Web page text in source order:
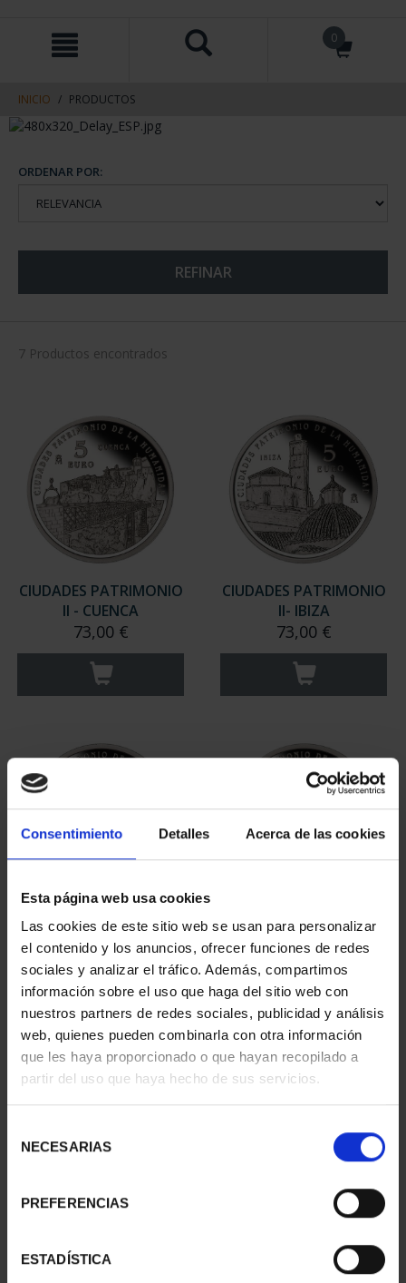
Consentimiento Detalles Acerca de las cookies
Esta página web usa cookies
Las cookies de este sitio web se usan para personalizar
el contenido y los anuncios, ofrecer funciones de redes
sociales y analizar el tráfico. Además, compartimos
información sobre el uso que haga del sitio web con
nuestros partners de redes sociales, publicidad y análisis
web, quienes pueden combinarla con otra información
que les haya proporcionado o que hayan recopilado a
partir del uso que haya hecho de sus servicios.
NECESARIAS
PREFERENCIAS
ESTADÍSTICA
contenido
navegacin
0
INICIO PRODUCTOS
ORDENAR POR:
REFINAR
7 Productos encontrados
CIUDADES PATRIMONIO
II - CUENCA
73,00 €
CIUDADES PATRIMONIO
II- IBIZA
73,00 €
CIUDADES PATRIMONIO
II- MÉRIDA
73,00 €
CIUDADES PATRIMONIO
II - LA LAGUNA
73,00 €
CIUDADES PATRIMONIO
II - SALAMANCA
CIUDADES PATRIMONIO
DE LA HUMANIDAD